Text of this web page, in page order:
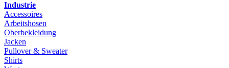
Industrie
Accessoires
Arbeitshosen
Oberbekleidung
Jacken
Pullover & Sweater
Shirts